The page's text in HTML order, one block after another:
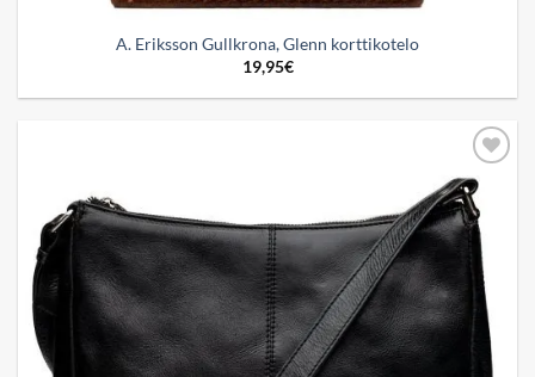
A. Eriksson Gullkrona, Glenn korttikotelo
19,95€
Add to
wishlist